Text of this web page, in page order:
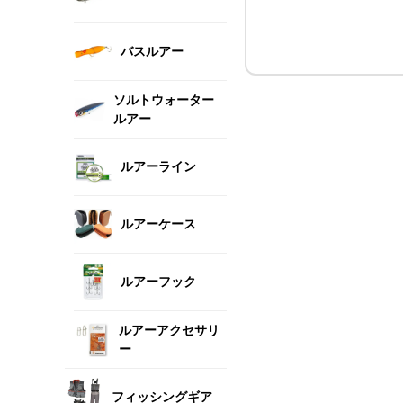
バスルアー
ソルトウォーター
ルアー
ルアーライン
ルアーケース
ルアーフック
ルアーアクセサリ
ー
フィッシングギア